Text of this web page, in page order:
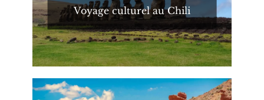
Voyage culturel au Chili